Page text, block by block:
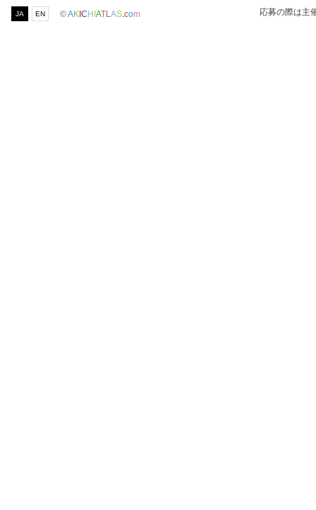
JA EN ©AKICHIATL AS com 応募の際は主